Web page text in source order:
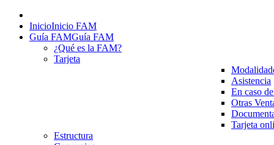
InicioInicio FAM
Guía FAMGuía FAM
¿Qué es la FAM?
Tarjeta
Asistencia
En caso
Otras
Tarjeta
Estructura